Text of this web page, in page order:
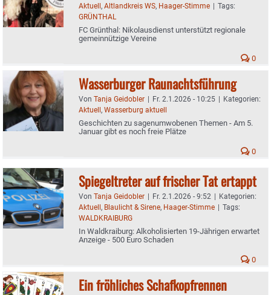
Aktuell, Altlandkreis WS, Haager-Stimme | Tags:
GRÜNTHAL
FC Grünthal: Nikolausdienst unterstützt regionale
gemeinnützige Vereine
0
Wasserburger Raunachtsführung
Von Tanja Geidobler | Fr. 2.1.2026 - 10:25 | Kategorien:
Aktuell, Wasserburg aktuell
Geschichten zu sagenumwobenen Themen - Am 5.
Januar gibt es noch freie Plätze
0
Spiegeltreter auf frischer Tat ertappt
Von Tanja Geidobler | Fr. 2.1.2026 - 9:52 | Kategorien:
Aktuell, Blaulicht & Sirene, Haager-Stimme | Tags:
WALDKRAIBURG
In Waldkraiburg: Alkoholisierten 19-Jährigen erwartet
Anzeige - 500 Euro Schaden
0
Ein fröhliches Schafkopfrennen